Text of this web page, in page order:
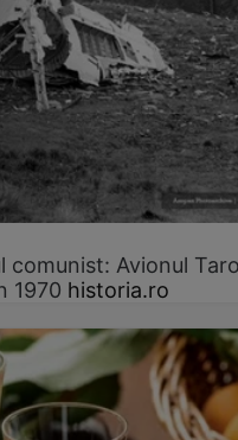
comunist: Avionul
1970 historia.ro